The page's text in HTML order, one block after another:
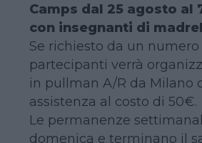
Camps dal 25 agosto al
con insegnanti di
Se richiesto da un
partecipanti verrà
in pullman A/R da Milano
assistenza al costo di 50€.
Le permanenze
domenica e terminano il